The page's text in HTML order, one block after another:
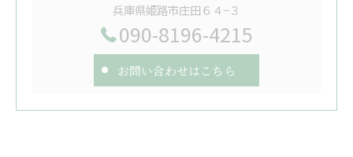
兵庫県姫路市庄田６４−３
090-8196-4215
お問い合わせはこちら